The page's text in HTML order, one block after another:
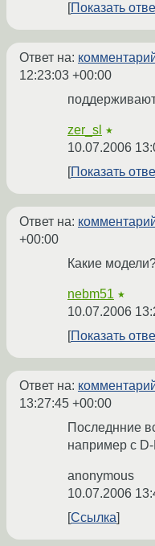
Показать
Ответ на:
12:23:03 +00:00
zer_sl ★
10.07.2006
Показать
Ответ на:
+00:00
Какие
nebm51 ★
10.07.2006
Показать
Ответ на:
13:27:45 +00:00
Последнние
например с
anonymous
10.07.2006
Ссылка